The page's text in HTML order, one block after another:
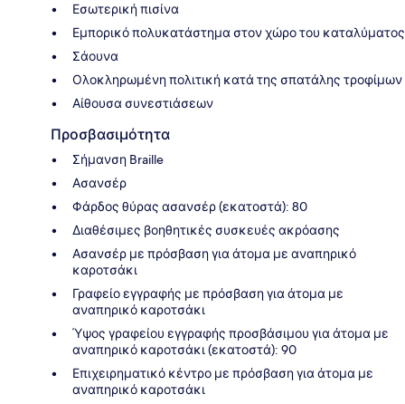
Εσωτερική πισίνα
Εμπορικό πολυκατάστημα στον χώρο του καταλύματος
Σάουνα
Ολοκληρωμένη πολιτική κατά της σπατάλης τροφίμων
Αίθουσα συνεστιάσεων
Προσβασιμότητα
Σήμανση Braille
Ασανσέρ
Φάρδος θύρας ασανσέρ (εκατοστά): 80
Διαθέσιμες βοηθητικές συσκευές ακρόασης
Ασανσέρ με πρόσβαση για άτομα με αναπηρικό
καροτσάκι
Γραφείο εγγραφής με πρόσβαση για άτομα με
αναπηρικό καροτσάκι
Ύψος γραφείου εγγραφής προσβάσιμου για άτομα με
αναπηρικό καροτσάκι (εκατοστά): 90
Επιχειρηματικό κέντρο με πρόσβαση για άτομα με
αναπηρικό καροτσάκι